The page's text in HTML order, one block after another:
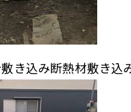
き込み断熱材敷き込